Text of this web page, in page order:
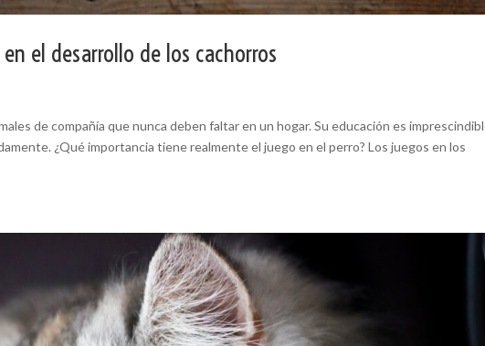
el desarrollo de los cachorros
de compañía que nunca deben faltar en un hogar. Su educación es
¿Qué importancia tiene realmente el juego en el perro? Los juegos en los